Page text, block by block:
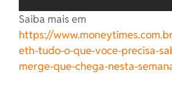
Saiba mais em
https://
eth-tudo-o-que-voce-precisa-
merge-que-chega-nesta-